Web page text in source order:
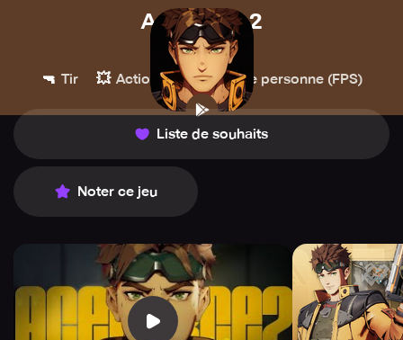
AceForce 2
Level Infinite
🔫 Tir 💥 Action 👀 Première personne (FPS)
Liste de souhaits
Noter ce jeu